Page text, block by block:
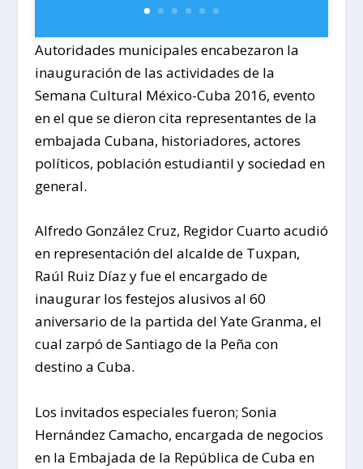
Autoridades municipales encabezaron la
inauguración de las actividades de la
Semana Cultural México-Cuba 2016, evento
en el que se dieron cita representantes de la
embajada Cubana, historiadores, actores
políticos, población estudiantil y sociedad en
general.
Alfredo González Cruz, Regidor Cuarto acudió
en representación del alcalde de Tuxpan,
Raúl Ruiz Díaz y fue el encargado de
inaugurar los festejos alusivos al 60
aniversario de la partida del Yate Granma, el
cual zarpó de Santiago de la Peña con
destino a Cuba.
Los invitados especiales fueron; Sonia
Hernández Camacho, encargada de negocios
en la Embajada de la República de Cuba en